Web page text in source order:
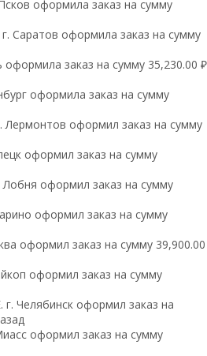
оформила заказ на сумму
Саратов оформила заказ на сумму
заказ на сумму 35,230.00 ₽
оформила заказ на сумму
Лермонтов оформил заказ на сумму
оформил заказ на сумму
Лобня оформил заказ на сумму
оформил заказ на сумму
оформил заказ на сумму 39,900.00
оформил заказ на сумму
Челябинск оформил заказ на
оформил заказ на сумму